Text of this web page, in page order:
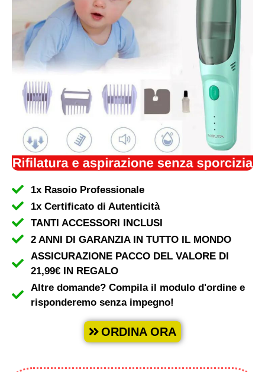
1x Rasoio Professionale​
1x Certificato di Autenticità
TANTI ACCESSORI INCLUSI
2 ANNI DI GARANZIA IN TUTTO IL MONDO
ASSICURAZIONE PACCO DEL VALORE DI
21,99€ IN REGALO
Altre domande? Compila il modulo d'ordine e
risponderemo senza impegno!
ORDINA ORA